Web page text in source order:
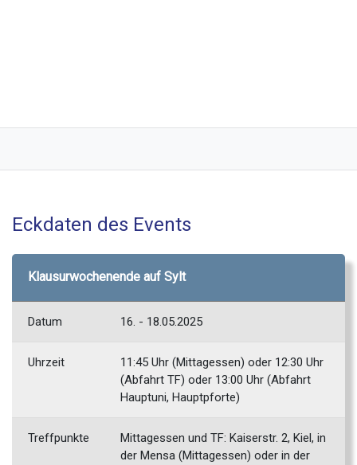
Eckdaten des Events
Klausurwochenende auf Sylt
Datum 16. - 18.05.2025
Uhrzeit
11:45 Uhr (Mittagessen) oder 12:30 Uhr
(Abfahrt TF) oder 13:00 Uhr (Abfahrt
Hauptuni, Hauptpforte)
Treffpunkte
Mittagessen und TF: Kaiserstr. 2, Kiel, in
der Mensa (Mittagessen) oder in der